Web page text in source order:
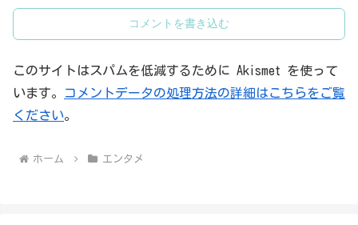
コメントを書き込む
このサイトはスパムを低減するために Akismet を使って
います。
コメントデータの処理方法の詳細はこちらをご覧
ください。
ホーム エンタメ